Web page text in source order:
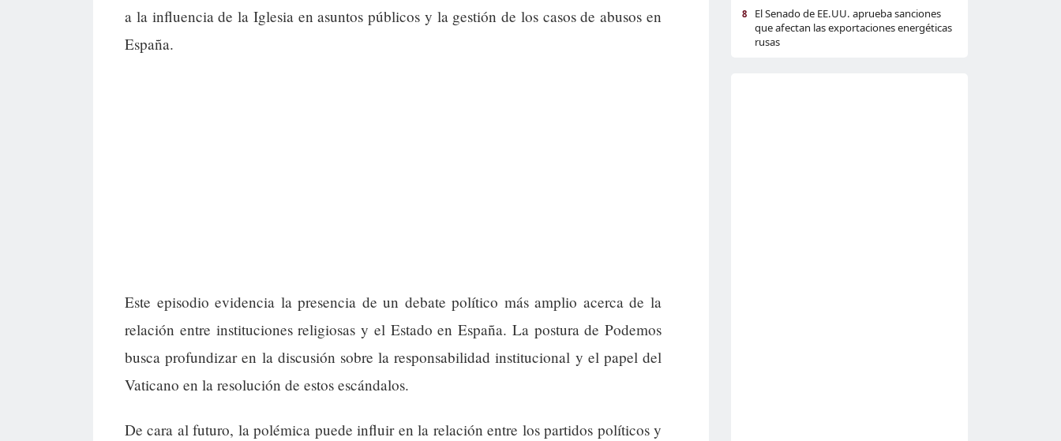
a la influencia de la Iglesia en asuntos públicos y la gestión de los casos de abusos en
España.
Este episodio evidencia la presencia de un debate político más amplio acerca de la
relación entre instituciones religiosas y el Estado en España. La postura de Podemos
busca profundizar en la discusión sobre la responsabilidad institucional y el papel del
Vaticano en la resolución de estos escándalos.
De cara al futuro, la polémica puede influir en la relación entre los partidos políticos y
8
El Senado de EE.UU. aprueba sanciones
que afectan las exportaciones energéticas
rusas